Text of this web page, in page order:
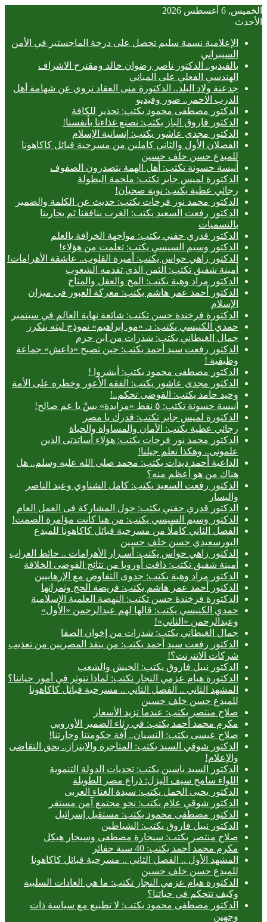
الخميس, 6 أغسطس 2026
الأحدث
الإعلامية نسمة سليم تحصل على درجة الماجستير في الأمن
السيبراني
بالفيديو.. ‎الدكتور ناصر رضوان خالد ومقترح الاشراف
الهندسي الفعلي على المباني
جدعنة ولاد البلد.. الدكتورة منى العقاد تروي عن شهامة أهل
الدرب الاحمر.. صور وفيديو
الدكتور مصطفى محمود يكتب: تحذير للكافة
الدكتور فاروق الباز يكتب: نصنع غذاءنا بأنفسنا!
الدكتور مجدى عاشور يكتب: إنسانية الإسلام
الفصلان الأول والثاني كاملين من مسرحية قبائل كاكاهونا
للمبدع حسن خلف حسين
أنيسة حسونة تكتب: أهل الهمة يتصدرون الصفوف
الدكتورة لميس جابر تكتب: ملحمة البطولة
رجائي عطية يكتب: نوبة صحيان!
الدكتور محمد نور فرحات يكتب: حديث عن الكلمة والضمير
الدكتور رفعت السعيد يكتب: الغرب ينافقنا ثم يحاربنا
بالتسميات
الدكتور قدري حفني يكتب: مواجهة الخرافة بالعلم
الدكتور وسيم السيسي يكتب: تعلمت من هؤلاء!
الدكتور زاهي حواس يكتب: أميرة القلوب.. عاشقة الأهرامات!
أمينة شفيق تكتب: الثمن الذي تقدمه الشعوب
الدكتور مراد وهبة يكتب: المخ والعقل والمناخ
الدكتور أحمد عمر هاشم يكتب: معركة العبور فى ميزان
الإسلام
الدكتورة فرخندة حسن تكتب: شائعة نهاية العالم في سبتمبر
حمدي الكنيسي يكتب: د. «مو. إبراهيم» نموذج ليته يتكرر
جمال الغيطاني يكتب: شذرات من ابن حزم
الدكتور رفعت سيد أحمد يكتب: حين تصبح «داعش» جماعة
وظيفية !
الدكتور مصطفى محمود يكتب: أبشروا !
الدكتور مجدى عاشور يكتب: الفقه الأعور وخطره على الأمة
وحيد حامد يكتب: الفوضى تحكم..!
أنيسة حسونة تكتب: ٥ نقط «مزايدة» بسْ يا عم صالح!
الدكتورة لميس جابر تكتب: قدرك يا مصر
رجائي عطية يكتب: الأمان والمساواة والحياة
الدكتور محمد نور فرحات يكتب: هؤلاء أساتذتى الذين
علمونى.. وهكذا تعلم جيلنا!
الداعية أحمد ديدات يكتب: محمد صلى الله عليه وسلم.. هل
هناك من هو أعظم منه؟
الدكتور رفعت السعيد يكتب: كامل الشناوي وعبد الناصر
واليسار
الدكتور قدري حفني يكتب: حول المشاركة فى العمل العام
الدكتور وسيم السيسي يكتب: من هنا كانت مؤامرة الصمت!
الفصل الثاني كاملًا من مسرحية قبائل كاكاهونا للمبدع
البورسعيدي حسن خلف حسين
الدكتور زاهي حواس يكتب: أسـرار الأهرامات .. حائط الغراب
أمينة شفيق تكتب: ذاقت أوروبا من نتائج الفوضى الخلاقة
الدكتور مراد وهبة يكتب: جدوى التفاوض مع الإرهابيين
الدكتور أحمد عمر هاشم يكتب: فريضة الحج وثمراتها
الدكتورة فرخندة حسن تكتب: النهضة العلمية الإسلامية
حمدي الكنيسي يكتب: قالها لهم عبدالرحمن «الأول»
وعبدالرحمن «الثاني»!
جمال الغيطاني يكتب: شذرات من إخوان الصفا
الدكتور رفعت سيد أحمد يكتب: من ينقذ المصريين من تعذيب
شركات الانترنت؟!
الدكتور نبيل فاروق يكتب: الجيش والشعب
الدكتورة هيام عزمي النجار تكتب: لماذا نتوتر في أمور حياتنا؟
المشهد الثاني .. الفصل الثاني .. مسرحية قبائل كاكاهونا
للمبدع حسن خلف حسين
صلاح منتصر يكتب: عندما تزيد الأسعار
مكرم محمد أحمد يكتب: في رثاء الضمير الأوروبي
صلاح عيسى يكتب: النسيان.. آفة حكومتنا وحارتنا!
الدكتور شوقي السيد يكتب: المتاجرة والابتزاز.. بحق التقاضى
والإعلام!
الدكتور السيد ياسين يكتب: تحديات الدولة التنموية
اللواء سامح سيف اليزل: ذراع مصر الطويلة
الدكتور يحيى الجمل يكتب: سيدة الغناء العربى
الدكتور شوقي علام يكتب: نحو مجتمع آمن مستقر
الدكتور مصطفى محمود يكتب: مستقبل إسرائيل
الدكتور نبيل فاروق يكتب: الشياطين
صلاح منتصر يكتب: سيجارة مصطفى وسيجار هيكل
مكرم محمد أحمد يكتب: 40 سنة حفائر
المشهد الأول .. الفصل الثاني .. مسرحية قبائل كاكاهونا
للمبدع حسن خلف حسين
الدكتورة هيام عزمي النجار تكتب: ما هي العادات السلبية
وكيف تتحكم في حياتنا؟
الدكتور مصطفى محمود يكتب: لا تطبيع مع سياسة ذات
وجهين